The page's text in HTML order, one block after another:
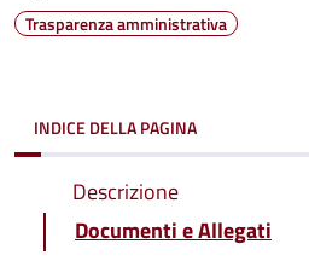
Trasparenza amministrativa
INDICE DELLA PAGINA
Descrizione
Documenti e Allegati